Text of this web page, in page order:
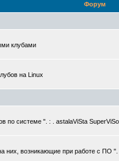
Форум
клубами
на Linux
по системе ". : . astalaViSta
них, возникающие при работе с ПО ".